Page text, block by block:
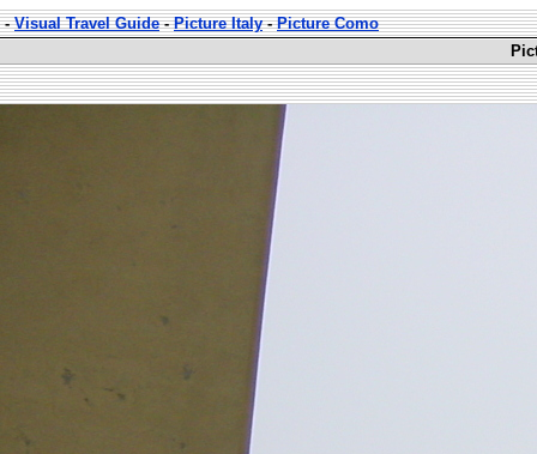
-Visual Travel Guide-Picture Italy-Picture Como